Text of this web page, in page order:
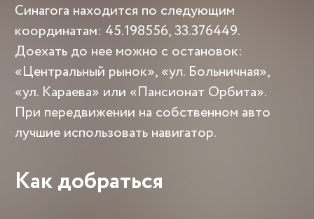
Синагога находится по следующим
координатам: 45.198556, 33.376449.
Доехать до нее можно с остановок:
«Центральный рынок», «ул. Больничная»,
«ул. Караева» или «Пансионат Орбита».
При передвижении на собственном авто
лучшие использовать навигатор.
Как добраться